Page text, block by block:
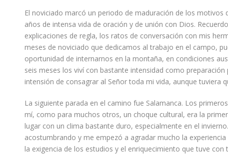
El noviciado marcó un periodo de maduración de los motivos
años de intensa vida de oración y de unión con Dios.
explicaciones de regla, los ratos de conversación con mis
meses de noviciado que dedicamos al trabajo en el campo,
oportunidad de internarnos en la montaña, en condiciones
seis meses los viví con bastante intensidad como
intensión de consagrar al Señor toda mi vida, aunque tuviera
La siguiente parada en el camino fue Salamanca. Los
mí, como para muchos otros, un choque cultural, era la
lugar con un clima bastante duro, especialmente en el
acostumbrando y me empezó a agradar mucho la
la exigencia de los estudios y el enriquecimiento que tuve